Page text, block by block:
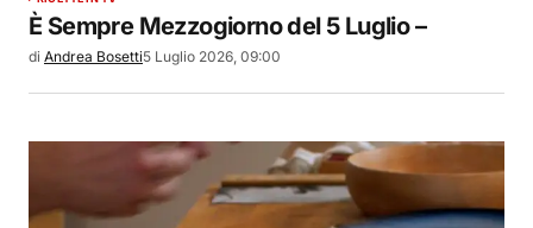
È Sempre Mezzogiorno del 5 Luglio –
di Andrea Bosetti5 Luglio 2026, 09:00